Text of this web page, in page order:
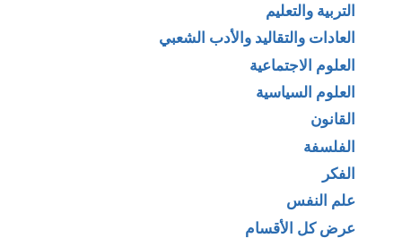
التربية والتعليم
العادات والتقاليد والأدب الشعبي
العلوم الاجتماعية
العلوم السياسية
القانون
الفلسفة
الفكر
علم النفس
عرض كل الأقسام